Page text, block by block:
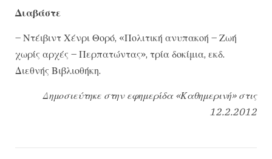
Διαβάστε
– Ντέιβιντ Χένρι Θορό, «Πολιτική ανυπακοή – Ζωή
χωρίς αρχές – Περπατώντας», τρία δοκίμια, εκδ.
Διεθνής Βιβλιοθήκη.
Δημοσιεύτηκε στην εφημερίδα «Καθημερινή» στις
12.2.2012